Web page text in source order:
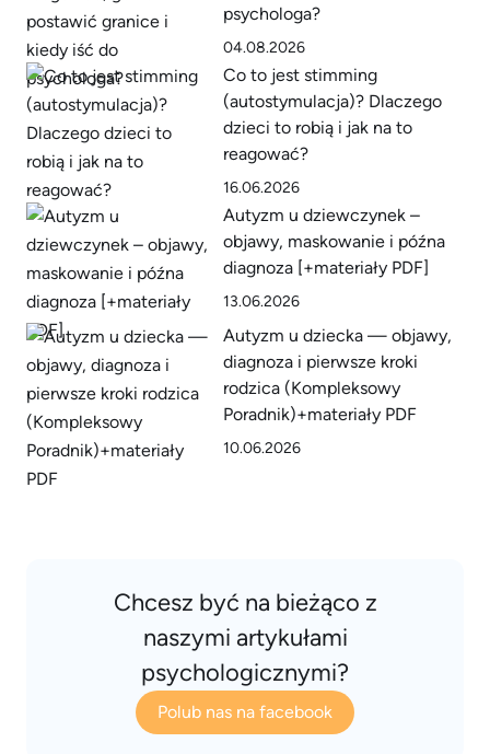
psychologa?
04.08.2026
Co to jest stimming
(autostymulacja)? Dlaczego
dzieci to robią i jak na to
reagować?
16.06.2026
Autyzm u dziewczynek –
objawy, maskowanie i późna
diagnoza [+materiały PDF]
13.06.2026
Autyzm u dziecka — objawy,
diagnoza i pierwsze kroki
rodzica (Kompleksowy
Poradnik)+materiały PDF
10.06.2026
Chcesz być na bieżąco z
naszymi artykułami
psychologicznymi?
Polub nas na facebook